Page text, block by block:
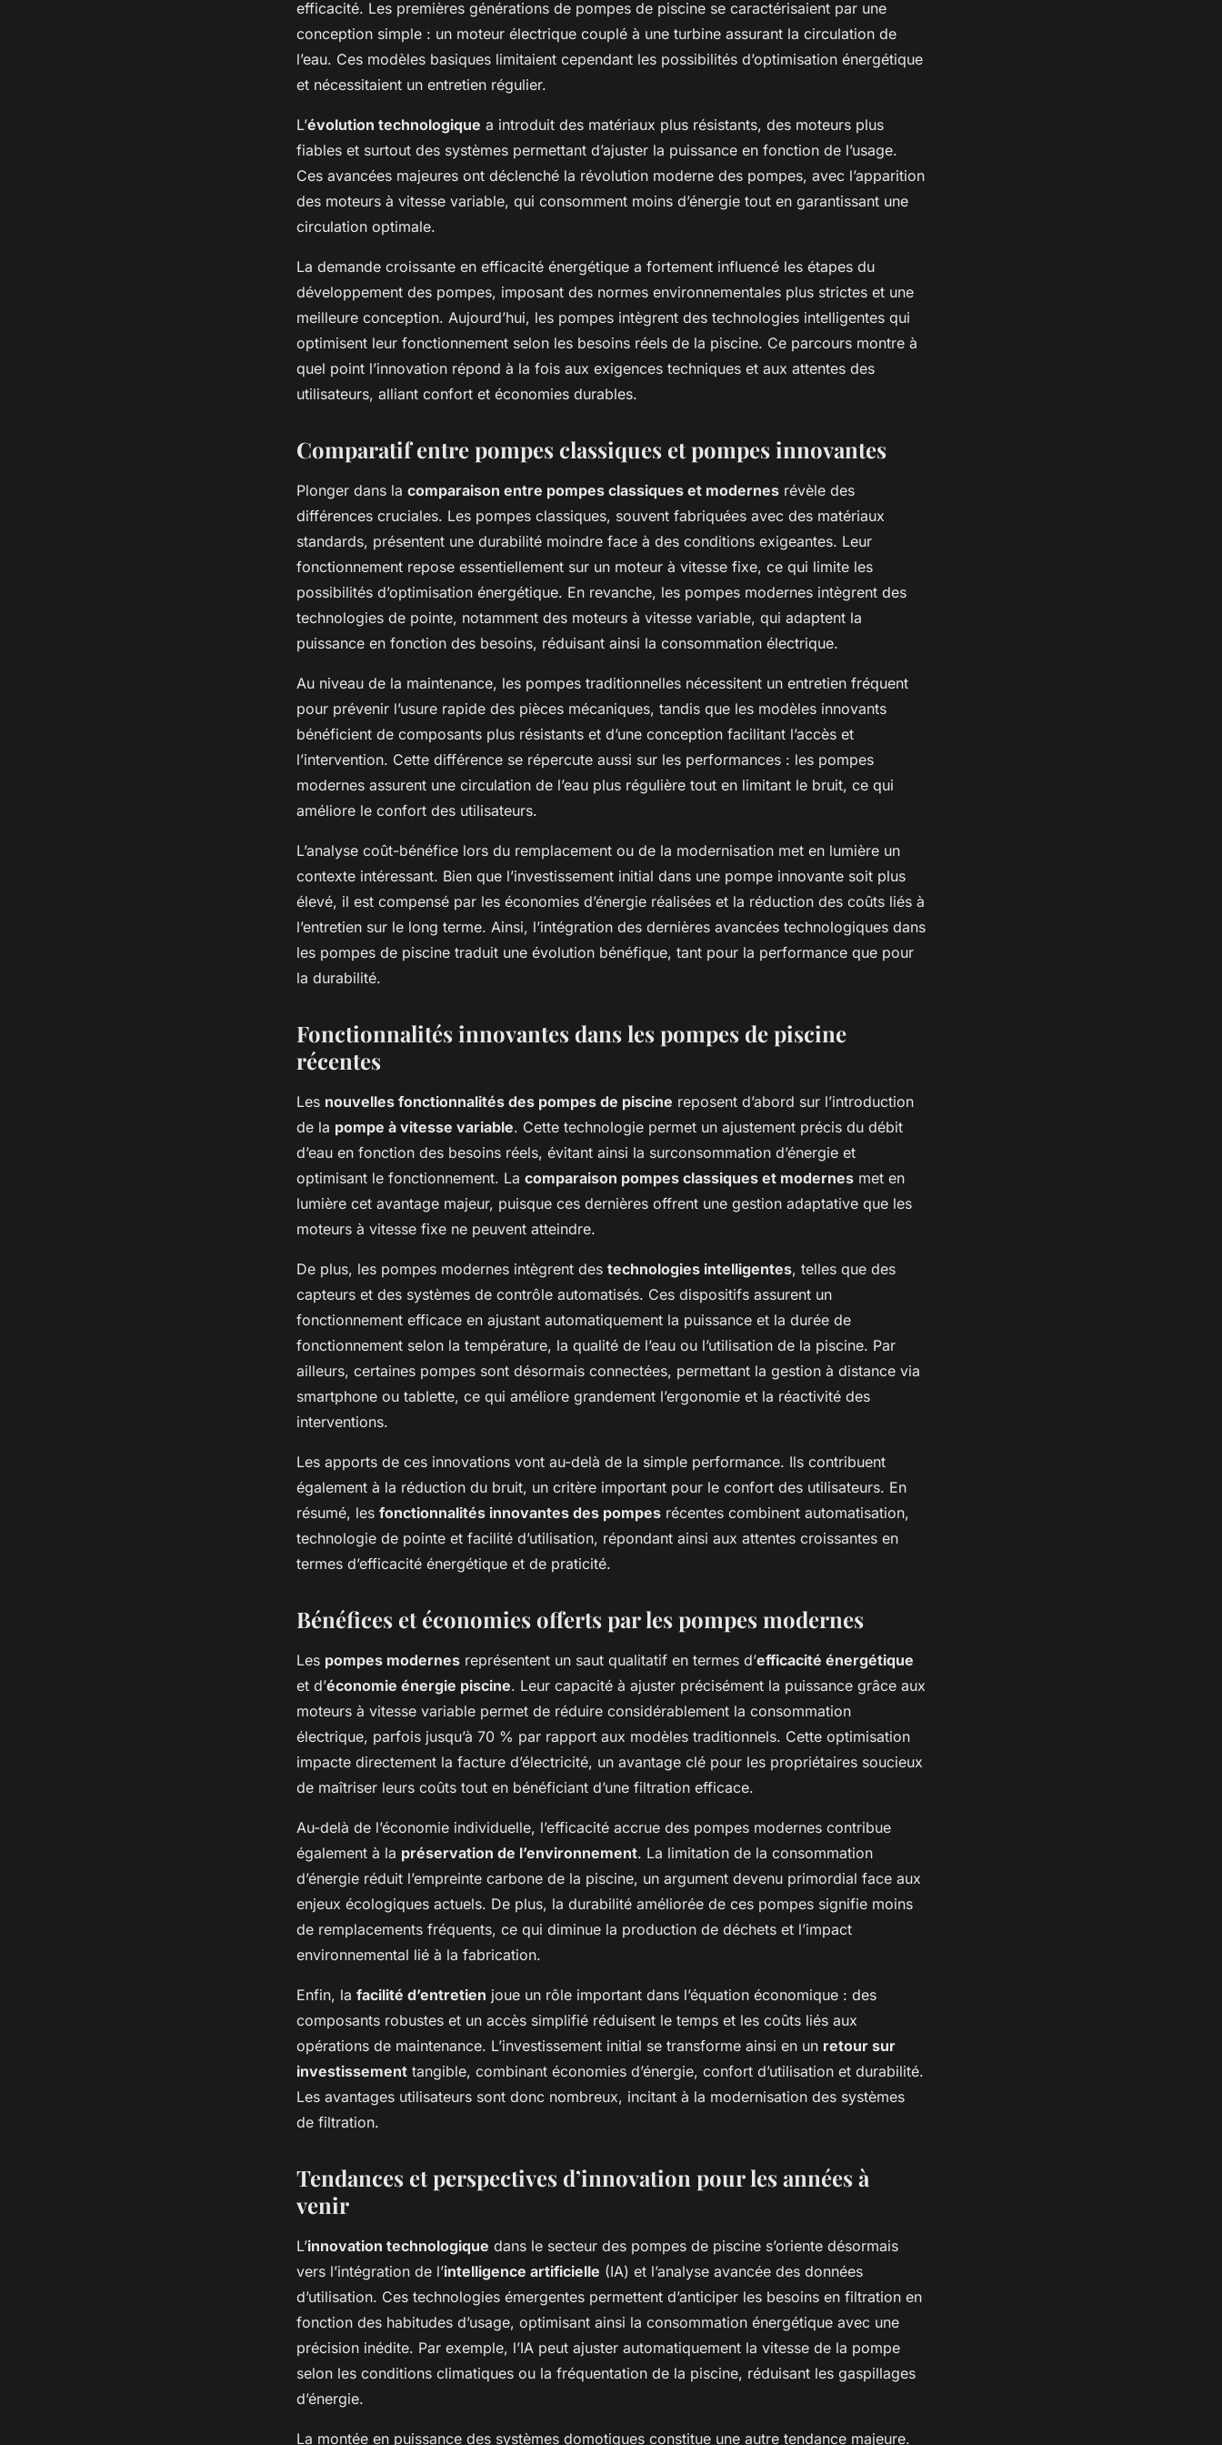
l'Innovation Moderneefficacité. Les premières générations de pompes de piscine se caractérisaient par une
conception simple : un moteur électrique couplé à une turbine assurant la circulation de
l’eau. Ces modèles basiques limitaient cependant les possibilités d’optimisation énergétique
et nécessitaient un entretien régulier.
L’évolution technologique a introduit des matériaux plus résistants, des moteurs plus
fiables et surtout des systèmes permettant d’ajuster la puissance en fonction de l’usage.
Ces avancées majeures ont déclenché la révolution moderne des pompes, avec l’apparition
des moteurs à vitesse variable, qui consomment moins d’énergie tout en garantissant une
circulation optimale.
La demande croissante en efficacité énergétique a fortement influencé les étapes du
développement des pompes, imposant des normes environnementales plus strictes et une
meilleure conception. Aujourd’hui, les pompes intègrent des technologies intelligentes qui
optimisent leur fonctionnement selon les besoins réels de la piscine. Ce parcours montre à
quel point l’innovation répond à la fois aux exigences techniques et aux attentes des
utilisateurs, alliant confort et économies durables.
Comparatif entre pompes classiques et pompes innovantes
Plonger dans la comparaison entre pompes classiques et modernes révèle des
différences cruciales. Les pompes classiques, souvent fabriquées avec des matériaux
standards, présentent une durabilité moindre face à des conditions exigeantes. Leur
fonctionnement repose essentiellement sur un moteur à vitesse fixe, ce qui limite les
possibilités d’optimisation énergétique. En revanche, les pompes modernes intègrent des
technologies de pointe, notamment des moteurs à vitesse variable, qui adaptent la
puissance en fonction des besoins, réduisant ainsi la consommation électrique.
Au niveau de la maintenance, les pompes traditionnelles nécessitent un entretien fréquent
pour prévenir l’usure rapide des pièces mécaniques, tandis que les modèles innovants
bénéficient de composants plus résistants et d’une conception facilitant l’accès et
l’intervention. Cette différence se répercute aussi sur les performances : les pompes
modernes assurent une circulation de l’eau plus régulière tout en limitant le bruit, ce qui
améliore le confort des utilisateurs.
L’analyse coût-bénéfice lors du remplacement ou de la modernisation met en lumière un
contexte intéressant. Bien que l’investissement initial dans une pompe innovante soit plus
élevé, il est compensé par les économies d’énergie réalisées et la réduction des coûts liés à
l’entretien sur le long terme. Ainsi, l’intégration des dernières avancées technologiques dans
les pompes de piscine traduit une évolution bénéfique, tant pour la performance que pour
la durabilité.
Fonctionnalités innovantes dans les pompes de piscine
récentes
Les nouvelles fonctionnalités des pompes de piscine reposent d’abord sur l’introduction
de la pompe à vitesse variable. Cette technologie permet un ajustement précis du débit
d’eau en fonction des besoins réels, évitant ainsi la surconsommation d’énergie et
optimisant le fonctionnement. La comparaison pompes classiques et modernes met en
lumière cet avantage majeur, puisque ces dernières offrent une gestion adaptative que les
moteurs à vitesse fixe ne peuvent atteindre.
De plus, les pompes modernes intègrent des technologies intelligentes, telles que des
capteurs et des systèmes de contrôle automatisés. Ces dispositifs assurent un
fonctionnement efficace en ajustant automatiquement la puissance et la durée de
fonctionnement selon la température, la qualité de l’eau ou l’utilisation de la piscine. Par
ailleurs, certaines pompes sont désormais connectées, permettant la gestion à distance via
smartphone ou tablette, ce qui améliore grandement l’ergonomie et la réactivité des
interventions.
Les apports de ces innovations vont au-delà de la simple performance. Ils contribuent
également à la réduction du bruit, un critère important pour le confort des utilisateurs. En
résumé, les fonctionnalités innovantes des pompes récentes combinent automatisation,
technologie de pointe et facilité d’utilisation, répondant ainsi aux attentes croissantes en
termes d’efficacité énergétique et de praticité.
Bénéfices et économies offerts par les pompes modernes
Les pompes modernes représentent un saut qualitatif en termes d’efficacité énergétique
et d’économie énergie piscine. Leur capacité à ajuster précisément la puissance grâce aux
moteurs à vitesse variable permet de réduire considérablement la consommation
électrique, parfois jusqu’à 70 % par rapport aux modèles traditionnels. Cette optimisation
impacte directement la facture d’électricité, un avantage clé pour les propriétaires soucieux
de maîtriser leurs coûts tout en bénéficiant d’une filtration efficace.
Au-delà de l’économie individuelle, l’efficacité accrue des pompes modernes contribue
également à la préservation de l’environnement. La limitation de la consommation
d’énergie réduit l’empreinte carbone de la piscine, un argument devenu primordial face aux
enjeux écologiques actuels. De plus, la durabilité améliorée de ces pompes signifie moins
de remplacements fréquents, ce qui diminue la production de déchets et l’impact
environnemental lié à la fabrication.
Enfin, la facilité d’entretien joue un rôle important dans l’équation économique : des
composants robustes et un accès simplifié réduisent le temps et les coûts liés aux
opérations de maintenance. L’investissement initial se transforme ainsi en un retour sur
investissement tangible, combinant économies d’énergie, confort d’utilisation et durabilité.
Les avantages utilisateurs sont donc nombreux, incitant à la modernisation des systèmes
de filtration.
Tendances et perspectives d’innovation pour les années à
venir
L’innovation technologique dans le secteur des pompes de piscine s’oriente désormais
vers l’intégration de l’intelligence artificielle (IA) et l’analyse avancée des données
d’utilisation. Ces technologies émergentes permettent d’anticiper les besoins en filtration en
fonction des habitudes d’usage, optimisant ainsi la consommation énergétique avec une
précision inédite. Par exemple, l’IA peut ajuster automatiquement la vitesse de la pompe
selon les conditions climatiques ou la fréquentation de la piscine, réduisant les gaspillages
d’énergie.
La montée en puissance des systèmes domotiques constitue une autre tendance majeure.